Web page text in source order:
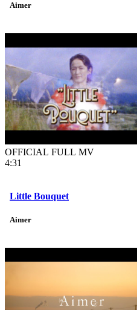
Aimer
OFFICIAL FULL MV
4:31
Little Bouquet
Aimer